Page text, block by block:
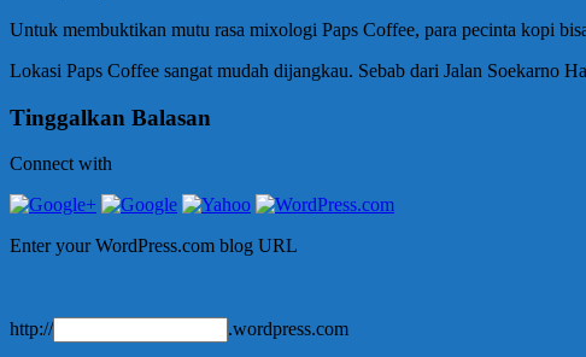
Untuk membuktikan mutu rasa mixologi Paps Coffee, para pecinta kopi
Lokasi Paps Coffee sangat mudah dijangkau. Sebab dari Jalan Soekarno
Tinggalkan Balasan
Connect with
Enter your WordPress.com blog URL
http:// .wordpress.com